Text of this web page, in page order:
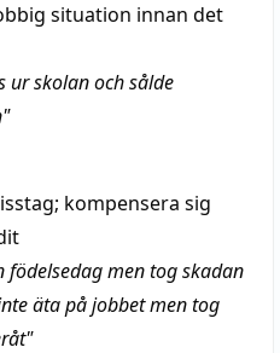
situation innan det
ur skolan och sålde
kompensera sig
födelsedag men tog skadan
äta på jobbet men tog